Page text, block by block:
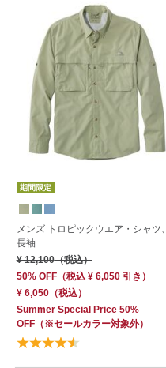
期間限定
メンズ トロピックウエア・シャツ、
長袖
¥ 12,100（税込）
50% OFF（税込 ¥ 6,050引き）
¥ 6,050（税込）
Summer Special Price 50%
OFF（※セールカラー対象外）